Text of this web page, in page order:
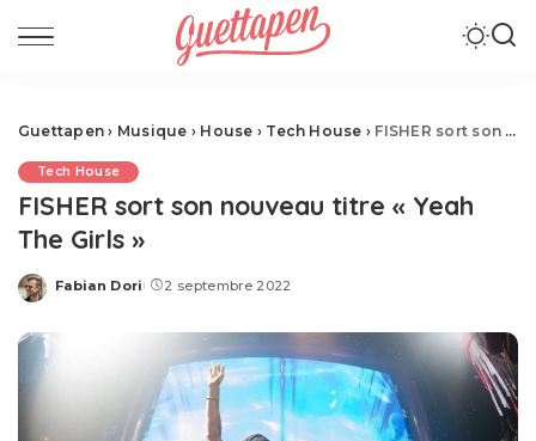
Guettapen › Musique › House › Tech House › FISHER sort son nouveau titre « Yeah The Girls »
Tech House
FISHER sort son nouveau titre « Yeah
The Girls »
Posted
Fabian Dori 2 septembre 2022